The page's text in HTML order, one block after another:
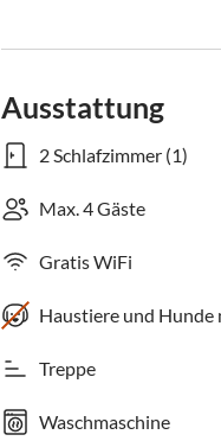
Ausstattung
2 Schlafzimmer (1)
Max. 4 Gäste
Gratis WiFi
Haustiere und
Treppe
Waschmaschine